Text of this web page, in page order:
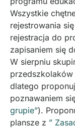
Wszystkie
rejestrowania
rejestracja do
zapisaniem się
W sierpniu
dlatego
poznawaniem
grupie”).
plansze z ”